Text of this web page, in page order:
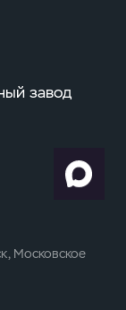
завод
Московское